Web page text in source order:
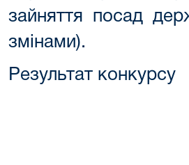
зайняття посад
змінами).
Результат конкурсу